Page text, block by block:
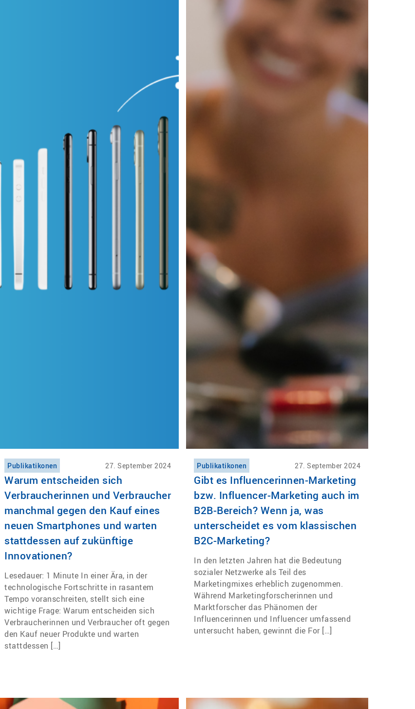
Publikatikonen 27. September 2024
Warum entscheiden sich
Verbraucherinnen und Verbraucher
manchmal gegen den Kauf eines
neuen Smartphones und warten
stattdessen auf zukünftige
Innovationen?
Lesedauer: 1 Minute In einer Ära, in der
technologische Fortschritte in rasantem
Tempo voranschreiten, stellt sich eine
wichtige Frage: Warum entscheiden sich
Verbraucherinnen und Verbraucher oft gegen
den Kauf neuer Produkte und warten
stattdessen […]
Publikatikonen 27. September 2024
Gibt es Influencerinnen-Marketing
bzw. Influencer-Marketing auch im
B2B-Bereich? Wenn ja, was
unterscheidet es vom klassischen
B2C-Marketing?
In den letzten Jahren hat die Bedeutung
sozialer Netzwerke als Teil des
Marketingmixes erheblich zugenommen.
Während Marketingforscherinnen und
Marktforscher das Phänomen der
Influencerinnen und Influencer umfassend
untersucht haben, gewinnt die For […]